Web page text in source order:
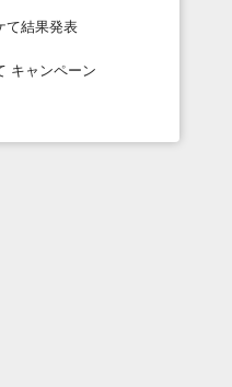
て結果発表
キャンペーン